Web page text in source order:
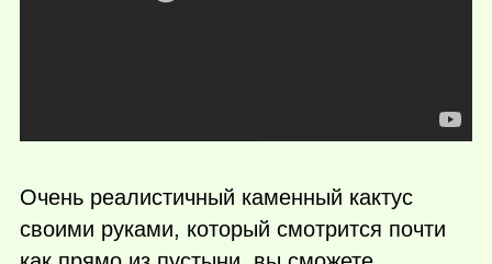
Очень реалистичный каменный кактус
своими руками, который смотрится почти